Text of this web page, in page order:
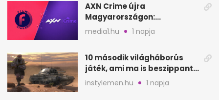
AXN Crime újra
Magyarországon:
szeptembertől a Viasat Film
media1.hu 1 napja
10 második világháborús
játék, ami ma is beszippant
a képernyő elé
instylemen.hu 1 napja